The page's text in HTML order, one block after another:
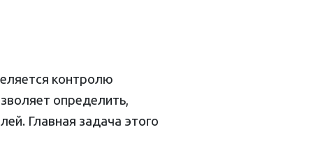
контролю
определить,
Главная задача этого